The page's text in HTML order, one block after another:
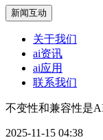
新闻互动
关于我们
ai资讯
ai应用
联系我们
不变性和兼容性是
2025-11-15 04:38